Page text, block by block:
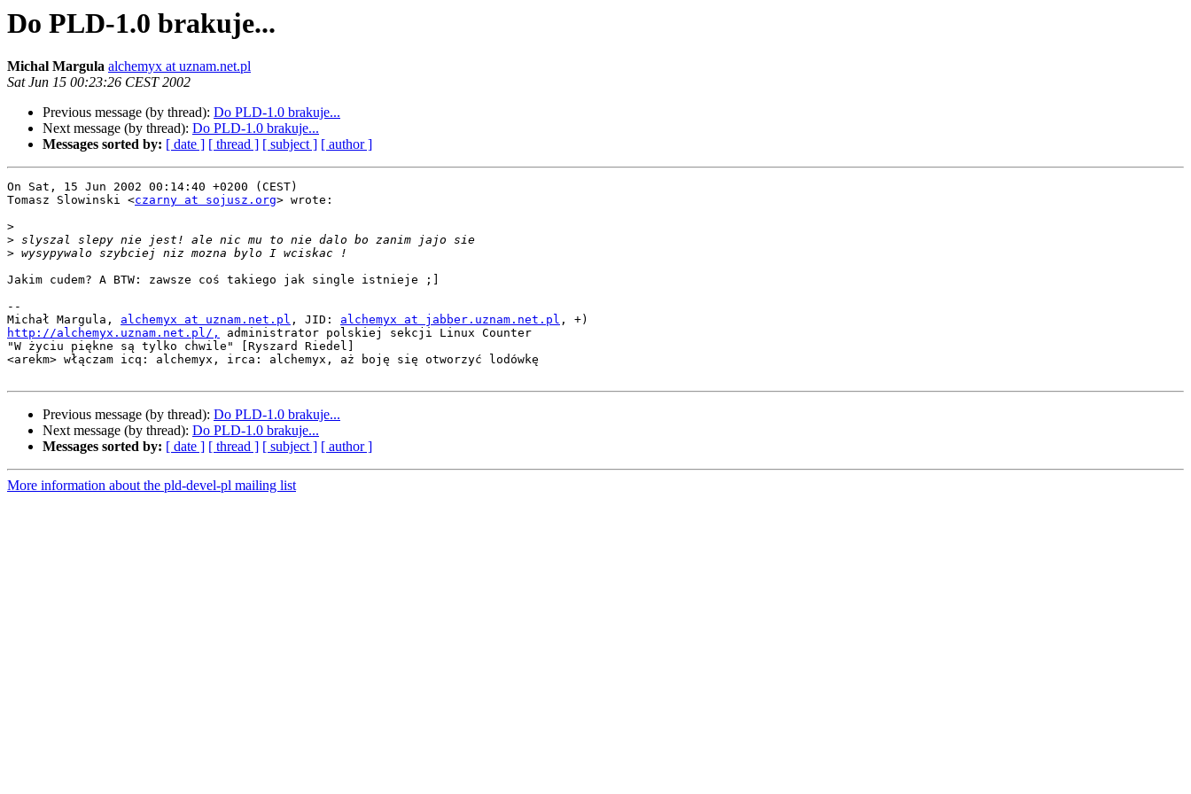
Do PLD-1.0 brakuje...
Michal Margula alchemyx at uznam.net.pl
Sat Jun 15 00:23:26 CEST 2002
Previous message (by thread): Do PLD-1.0 brakuje...
Next message (by thread): Do PLD-1.0 brakuje...
Messages sorted by: [ date ] [ thread ] [ subject ] [ author ]
On Sat, 15 Jun 2002 00:14:40 +0200 (CEST)
Tomasz Slowinski <czarny at sojusz.org> wrote:
>
>
>
Jakim cudem? A BTW: zawsze coś takiego jak single istnieje ;]
--
Michał Margula, alchemyx at uznam.net.pl , JID: alchemyx at jabber.uznam.net.pl
http://alchemyx.uznam.net.pl/,
administrator polskiej sekcji Linux Counter
"W życiu piękne są tylko chwile" [Ryszard Riedel]
<arekm> włączam icq: alchemyx, irca: alchemyx, aż boję się otworzyć lodówkę
Previous message (by thread): Do PLD-1.0 brakuje...
Next message (by thread): Do PLD-1.0 brakuje...
Messages sorted by: [ date ] [ thread ] [ subject ] [ author ]
More information about the pld-devel-pl mailing list